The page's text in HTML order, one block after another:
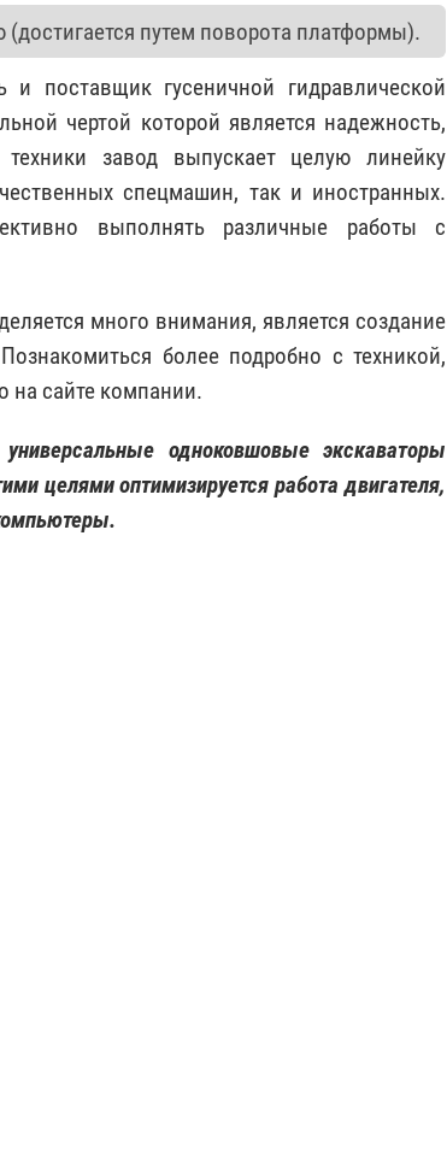
путем поворота платформы).
поставщик гусеничной гидравлической
чертой которой является надежность,
завод выпускает целую линейку
спецмашин, так и иностранных.
выполнять различные работы с
много внимания, является создание
более подробно с техникой,
на сайте компании.
одноковшовые экскаваторы
целями оптимизируется работа двигателя,